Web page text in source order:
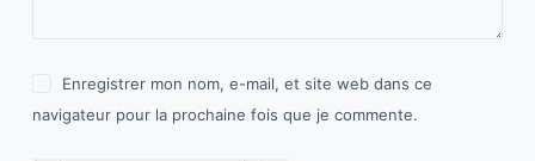
Enregistrer mon nom, e-mail, et site web dans ce
navigateur pour la prochaine fois que je commente.